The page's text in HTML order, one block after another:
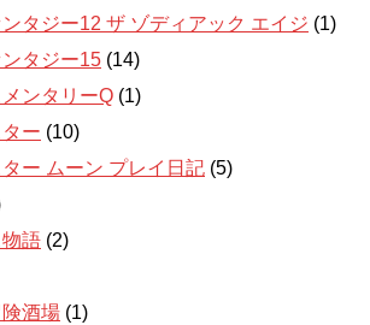
タジー12 ザ ゾディアック エイジ (1)
タジー15 (14)
ンタリーQ (1)
ー (10)
ー ムーン プレイ日記 (5)
語 (2)
酒場 (1)